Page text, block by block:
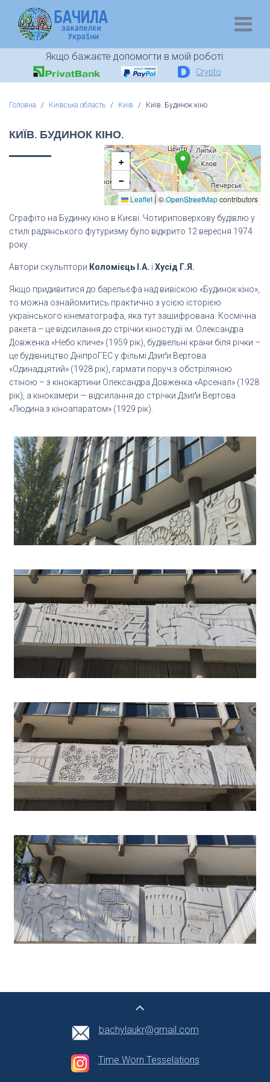
Якщо бажаєте допомогти в моїй роботі:
Crypto
Головна Київська область Київ Київ. Будинок кіно.
КИЇВ. БУДИНОК КІНО.
+
−
Leaflet|©OpenStreetMapcontributors
Сграфіто на Будинку кіно в Києві. Чотириповерхову будівлю у
стилі радянського футуризму було відкрито 12 вересня 1974
року.
Автори скульптори Коломієць І.А. і Хусід Г.Я.
Якщо придивитися до барельєфа над вивіскою «Будинок кіно»,
то можна ознайомитись практично з усією історією
українського кінематографа, яка тут зашифрована. Космічна
ракета – це відсилання до стрічки кіностудії ім. Олександра
Довженка «Небо кличе» (1959 рік), будівельні крани біля річки –
це будівництво ДніпроГЕС у фільмі Дзиґи Вертова
«Одинадцятий» (1928 рік), гармати поруч з обстріляною
стіною – з кінокартини Олександра Довженка «Арсенал» (1928
рік), а кінокамери — відсилання до стрічки Дзиґи Вертова
«Людина з кіноапаратом» (1929 рік).
bachylaukr@gmail.com
Time Worn Tesselations